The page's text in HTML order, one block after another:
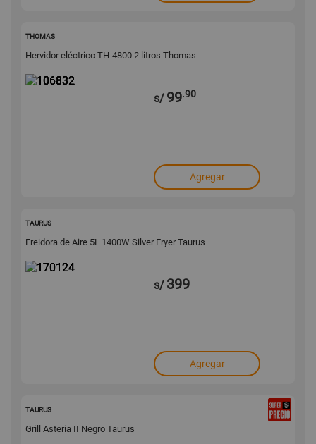
THOMAS
Hervidor eléctrico TH-4800 2 litros Thomas
s/ 99.90
Agregar
TAURUS
Freidora de Aire 5L 1400W Silver Fryer Taurus
s/ 399
Agregar
TAURUS
Grill Asteria II Negro Taurus